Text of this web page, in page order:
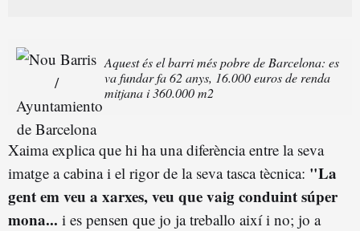
Aquest és el barri més pobre de Barcelona: es
va fundar fa 62 anys, 16.000 euros de renda
mitjana i 360.000 m2
Xaima explica que hi ha una diferència entre la seva
imatge a cabina i el rigor de la seva tasca tècnica: "La
gent em veu a xarxes, veu que vaig conduint súper
mona... i es pensen que jo ja treballo així i no; jo a